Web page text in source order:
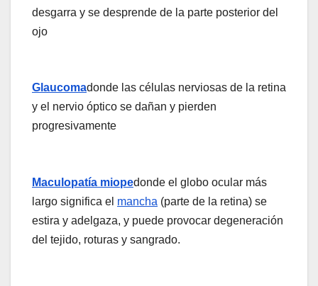
desgarra y se desprende de la parte posterior del
ojo
Glaucomadonde las células nerviosas de la retina
y el nervio óptico se dañan y pierden
progresivamente
Maculopatía miopedonde el globo ocular más
largo significa el mancha (parte de la retina) se
estira y adelgaza, y puede provocar degeneración
del tejido, roturas y sangrado.